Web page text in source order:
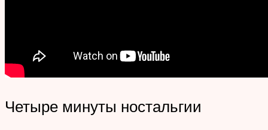
Четыре минуты ностальгии